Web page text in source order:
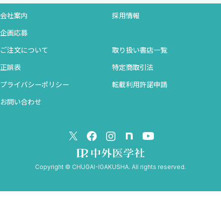
Section 3-2：理屈がわかる新規経口抗凝固薬の使い方
3．新規経口抗凝固薬とワルファリン
4．新規経口凝固薬の薬効の中和法
Take Home Message
新規経口抗凝固薬について，これだけは知っていてね
会社案内 採用情報
企画応募
ご注文について 取り扱い書店一覧
正誤表 特定商取引法
プライバシーポリシー 転載利用許諾申請
お問い合わせ
Copyright © CHUGAI-IGAKUSHA. All rights reserved.